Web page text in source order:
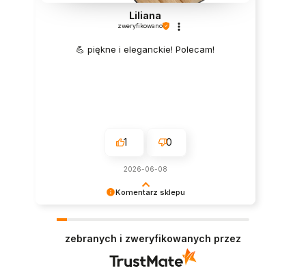
Komentarz sklepu
Liliana
zweryfikowano
💪 piękne i eleganckie! Polecam!
1 0
2026-06-08
zebranych i zweryfikowanych przez